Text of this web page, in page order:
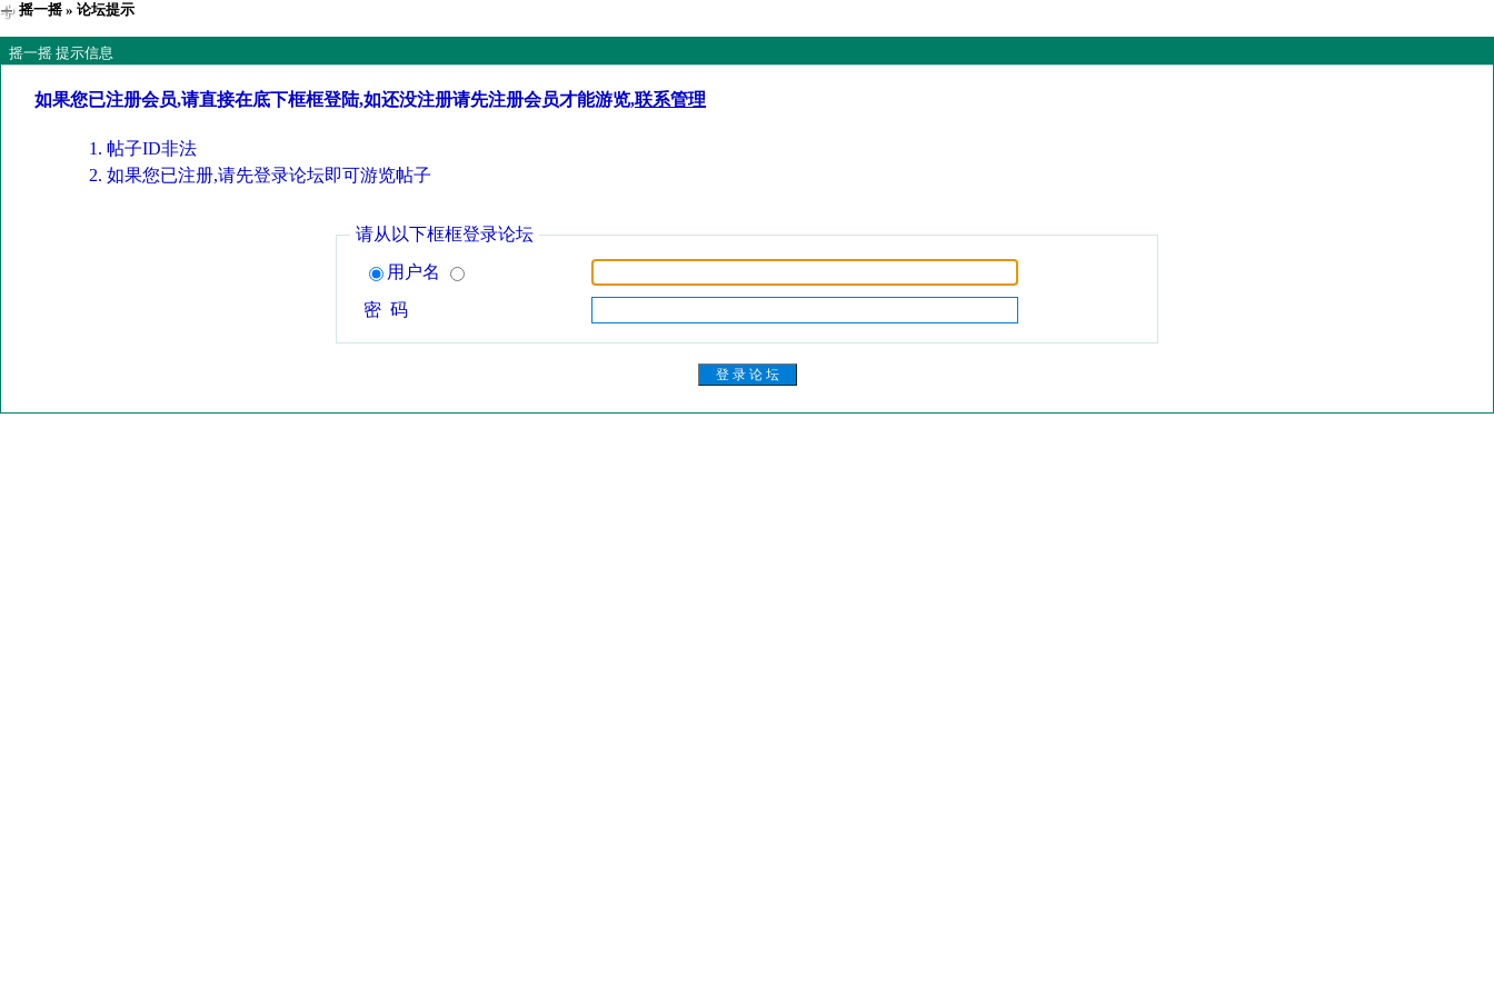
摇一摇» 论坛提示
摇一摇 提示信息
如果您已注册会员,请直接在底下框框登陆,如还没注册请先注册会员才能游览,联系管理
帖子ID非法
如果您已注册,请先登录论坛即可游览帖子
请从以下框框登录论坛
用户名
密 码